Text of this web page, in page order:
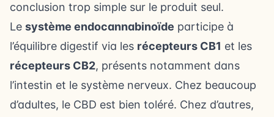
conclusion trop simple sur le produit seul.
Le système endocannabinoïde participe à
l’équilibre digestif via les récepteurs CB1 et les
récepteurs CB2, présents notamment dans
l’intestin et le système nerveux. Chez beaucoup
d’adultes, le CBD est bien toléré. Chez d’autres,